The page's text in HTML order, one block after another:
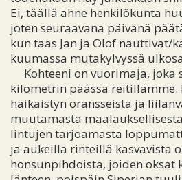
Ei, täällä ahne henkilökunta
joten seuraavana päivänä
kun taas Jan ja Olof nauttivat/
kuumassa mutakylvyssä
Kohteeni on vuorimaja, joka
kilometrin päässä reitillämme.
häikäistyn oransseista ja
muutamasta
lintujen tarjoamasta
ja aukeilla rinteillä kasvavista
honsunpihdoista, joiden oksat